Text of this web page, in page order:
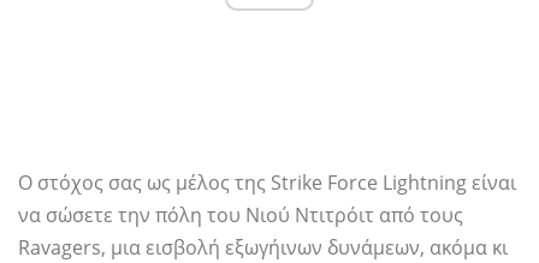
Ο στόχος σας ως μέλος της Strike Force Lightning είναι
να σώσετε την πόλη του Νιού Ντιτρόιτ από τους
Ravagers, μια εισβολή εξωγήινων δυνάμεων, ακόμα κι